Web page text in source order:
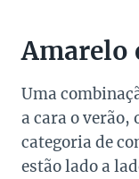
Amarelo
Uma
a cara o verão,
categoria de
estão lado a